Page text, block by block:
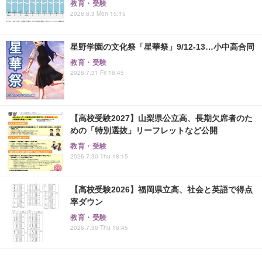
教育・受験
2026.8.3 Mon 15:15
星野学園の文化祭「星華祭」9/12-13…小中高合同
教育・受験
2026.7.31 Fri 16:45
【高校受験2027】山梨県公立高、長期欠席者のた
めの「特別選抜」リーフレットなど公開
教育・受験
2026.7.30 Thu 18:15
【高校受験2026】福岡県立高、社会と英語で得点
率ダウン
教育・受験
2026.7.30 Thu 16:45